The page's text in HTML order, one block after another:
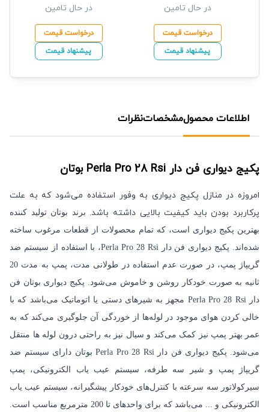
در حال تامین
درخواست قیمت
پیشنهاد قیمت
در حال تامین
درخواست قیمت
پیشنهاد قیمت
اطلاعات محصولمشخصاتنظرات
پکیج دیواری فن دار Perla Pro 28 Rsi بوتان
امروزه در منازل پکیج دیواریبه وفور استفاده می‌شود که به علت
پرکاربرد بودن باید کیفیت بالایی داشته باشد. برند بوتان تولید کننده
بهترین پکیج دیواری است، که تمام محصولات از قطعات مرغوب ساخته
شده‌اند. پکیج دیواری فن دار Perla Pro 28 Rsi
، با استفاده از سیستم ضد
گریپاژ پمپ، در صورت عدم استفاده در طولانی مدت، پمپ به مدت 20
ثانیه به صورت خودکار روشن و خاموش می‌شود. پکیج دیواری بوتان فن
دار Perla Pro 28 Rsi مجهز به شیرهای دستی یا اتوماتیک می‌باشد که با
خالی کردن هوای موجود در لوله‌ها از خوردگی آن جلوگیری می‌کند که به
عمر بهتر پمپ نیز کمک می‌کند و سیال نیز به راحتی درون لوله ها منتقل
می‌شود.
پکیج دیواری فن دار Perla Pro 28 Rsi بوتان دارای سیستم ضد
گریپاژ پمپ و شیر سه ‌طرفه، سیستم عیب یاب الکترونیکی، پمپ
سیرکولاتور سه سرعته با کنترل‌های خودکار پیشگیرانه، سیستم عیب‌ یاب
الکترونیکی و ... می‌باشد که برای واحدهای تا 200 مترمربع مناسب است
.